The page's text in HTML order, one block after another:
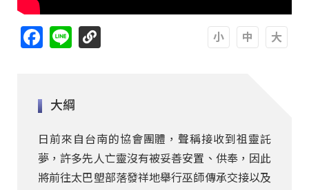
Facebook
Line
大綱
日前來自台南的協會團體，聲稱接收到祖靈託
夢，許多先人亡靈沒有被妥善安置、供奉，因此
將前往太巴塱部落發祥地舉行巫師傳承交接以及